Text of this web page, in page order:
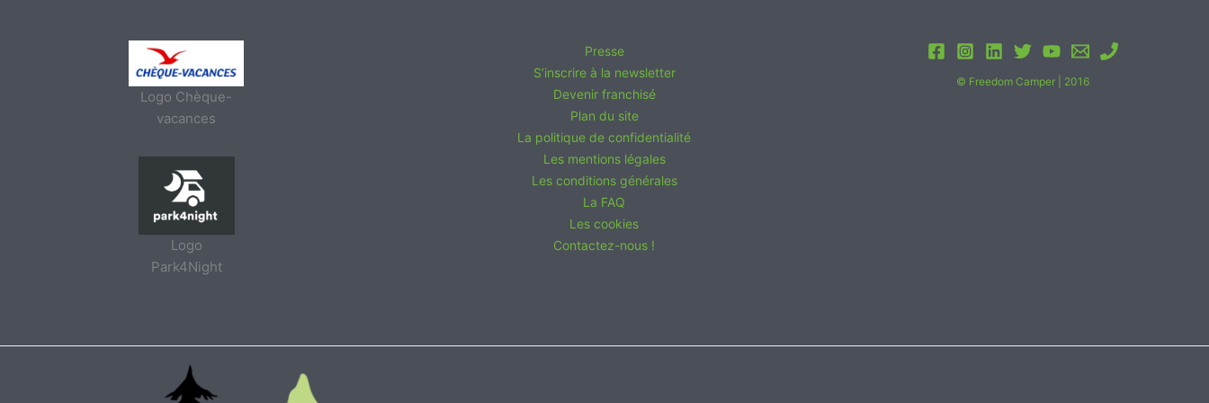
Logo Chèque-
vacances
Logo
Park4Night
Presse
S’inscrire à la newsletter
Devenir franchisé
Plan du site
La politique de confidentialité
Les mentions légales
Les conditions générales
La FAQ
Les cookies
Contactez-nous !
© Freedom Camper | 2016